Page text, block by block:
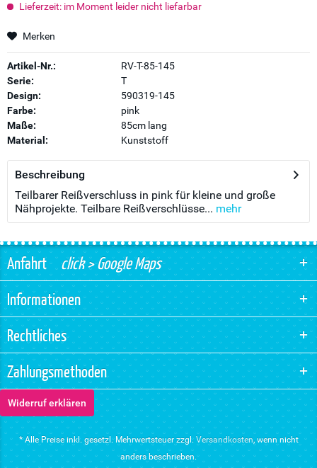
Lieferzeit: im Moment leider nicht liefarbar
Merken
Artikel-Nr.:
RV-T-85-145
Serie:
T
Design:
590319-145
Farbe:
pink
Maße:
85cm lang
Material:
Kunststoff
Beschreibung
Teilbarer Reißverschluss in pink für kleine und große
Nähprojekte. Teilbare Reißverschlüsse... mehr
Anfahrtclick > Google Maps
Informationen
Rechtliches
Zahlungsmethoden
Widerruf erklären
* Alle Preise inkl. gesetzl. Mehrwertsteuer zzgl. Versandkosten, wenn nicht
anders beschrieben.